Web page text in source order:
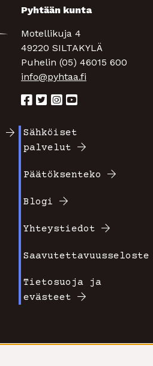
Pyhtään kunta
Motellikuja 4
49220 SILTAKYLÄ
Puhelin (05) 46015 600
info@pyhtaa.fi
Footer
2
Sähköiset
palvelut
Päätöksenteko
Blogi
Yhteystiedot
Saavutettavuusseloste
Tietosuoja ja
evästeet